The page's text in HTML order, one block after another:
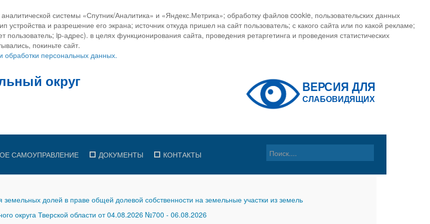
системы «Спутник/Аналитика» и «Яндекс.Метрика»; обработку файлов cookie, пользовательских данных
и разрешение его экрана; источник откуда пришел на сайт пользователь; с какого сайта или по какой рекламе;
ip-адрес). в целях функционирования сайта, проведения ретаргетинга и проведения статистических
покиньте сайт.
обработки персональных данных.
САМОУПРАВЛЕНИЕ ДОКУМЕНТЫ КОНТАКТЫ
долей в праве общей долевой собственности на земельные участки из земель
округа Тверской области от 04.08.2026 №700 - 06.08.2026